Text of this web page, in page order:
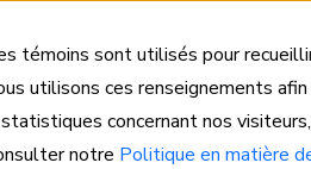
témoins sont utilisés pour
utilisons ces renseignements
concernant nos
notre Politique en matière